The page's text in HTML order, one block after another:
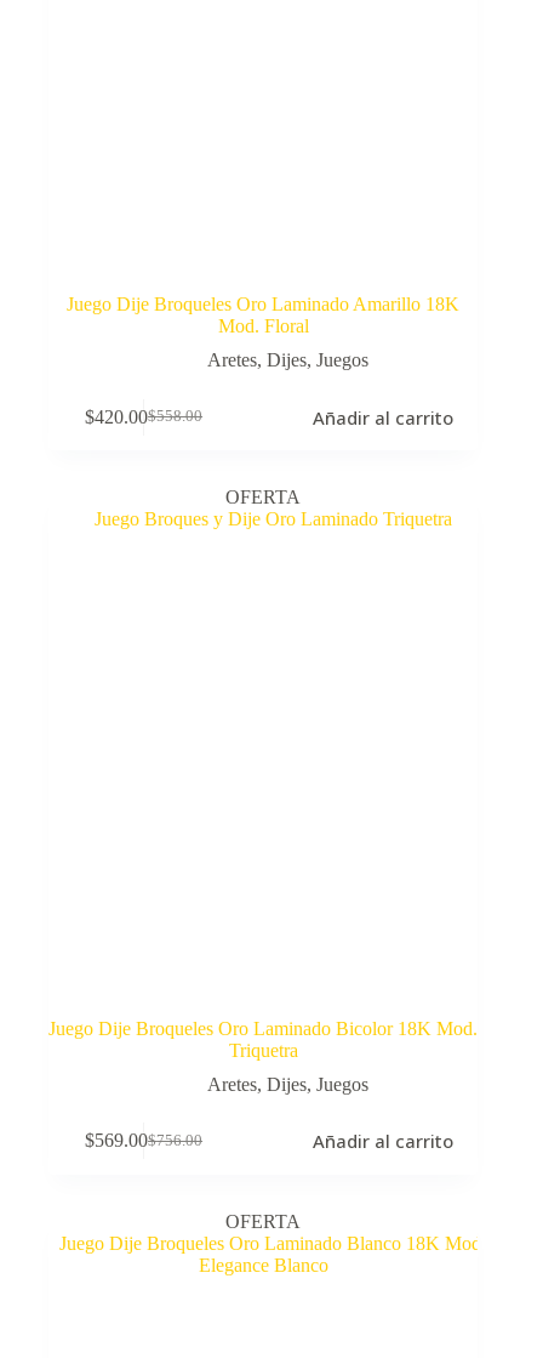
Juego Dije Broqueles Oro Laminado Amarillo 18K
Mod. Floral
Aretes, Dijes, Juegos
$558.00
El
$558.00.
$420.00El
$420.00.
Añadir al carrito
OFERTA
Juego Dije Broqueles Oro Laminado Bicolor 18K Mod.
Triquetra
Aretes, Dijes, Juegos
$756.00
El
$756.00.
$569.00El
$569.00.
Añadir al carrito
OFERTA